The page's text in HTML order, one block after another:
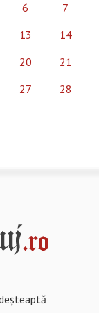
6
7
13
14
20
21
27
28